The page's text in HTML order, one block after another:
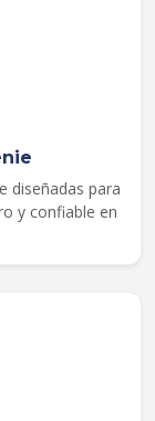
diseñadas para
y confiable en